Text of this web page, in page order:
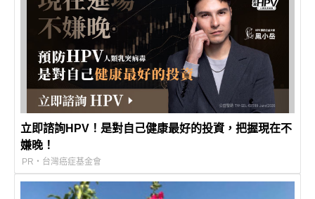
立即諮詢HPV！是對自己健康最好的投資，把握現在不
嫌晚！
PR・台灣癌症基金會